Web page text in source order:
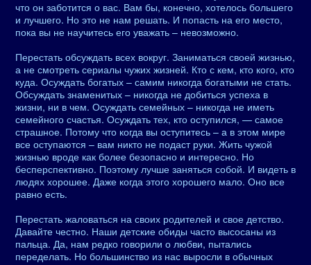
что он заботится о вас. Вам бы, конечно, хотелось большего
и лучшего. Но это не нам решать. И попасть на его место,
пока вы не научитесь его уважать – невозможно.
Перестать обсуждать всех вокруг. Заниматься своей жизнью,
а не смотреть сериалы чужих жизней. Кто с кем, кто кого, кто
куда. Осуждать богатых – самим никогда богатыми не стать.
Обсуждать знаменитых – никогда не добиться успеха в
жизни, ни в чем. Осуждать семейных – никогда не иметь
семейного счастья. Осуждать тех, кто оступился, — самое
страшное. Потому что когда вы оступитесь – а в этом мире
все оступаются – вам никто не подаст руки. Жить чужой
жизнью вроде как более безопасно и интересно. Но
бесперспективно. Поэтому лучше заняться собой. И видеть в
людях хорошее. Даже когда этого хорошего мало. Оно все
равно есть.
Перестать жаловаться на своих родителей и свое детство.
Давайте честно. Наши детские обиды часто высосаны из
пальца. Да, нам редко говорили о любви, пытались
переделать. Но большинство из нас выросли в обычных